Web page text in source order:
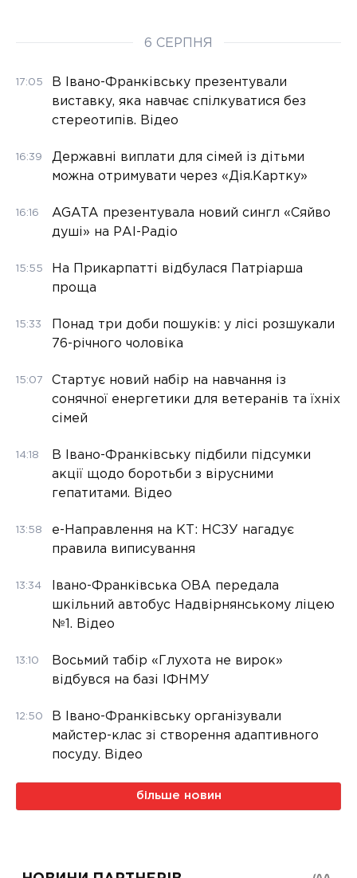
6 СЕРПНЯ
17:05
В Івано-Франківську презентували
виставку, яка навчає спілкуватися без
стереотипів. Відео
16:39
Державні виплати для сімей із дітьми
можна отримувати через «Дія.Картку»
16:16
AGATA презентувала новий сингл «Сяйво
душі» на РАІ-Радіо
15:55
На Прикарпатті відбулася Патріарша
проща
15:33
Понад три доби пошуків: у лісі розшукали
76-річного чоловіка
15:07
Стартує новий набір на навчання із
сонячної енергетики для ветеранів та їхніх
сімей
14:18
В Івано-Франківську підбили підсумки
акції щодо боротьби з вірусними
гепатитами. Відео
13:58
е-Направлення на КТ: НСЗУ нагадує
правила виписування
13:34
Івано-Франківська ОВА передала
шкільний автобус Надвірнянському ліцею
№1. Відео
13:10
Восьмий табір «Глухота не вирок»
відбувся на базі ІФНМУ
12:50
В Івано-Франківську організували
майстер-клас зі створення адаптивного
посуду. Відео
більше новин